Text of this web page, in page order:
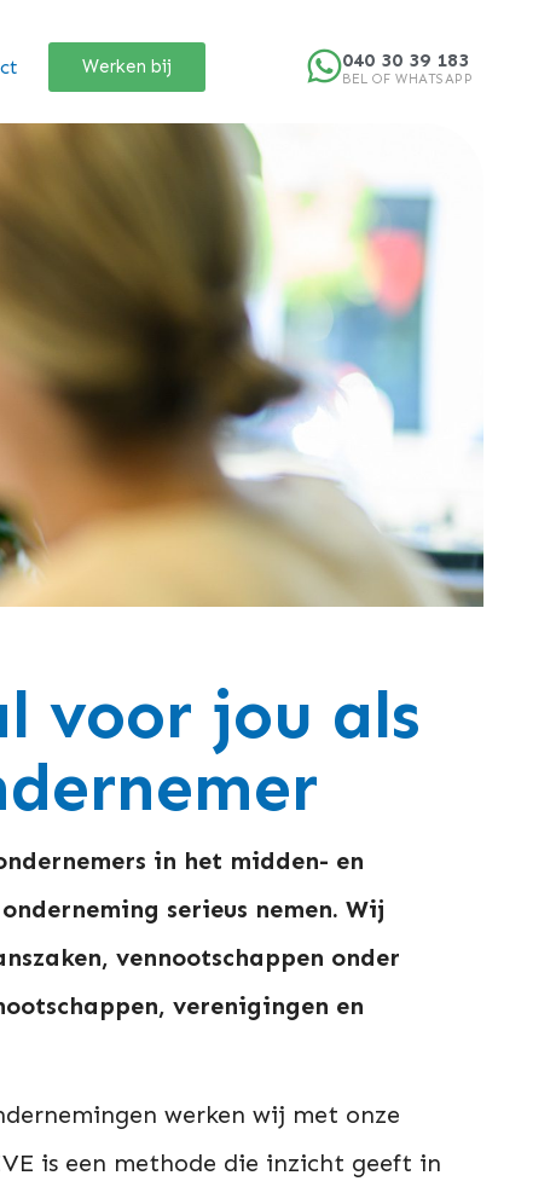
040 30 39 183
BEL OF WHATSAPP
Werken bij
voor jou als
in het midden- en
serieus nemen. Wij
vennootschappen onder
verenigingen en
werken wij met onze
is een methode die inzicht geeft in